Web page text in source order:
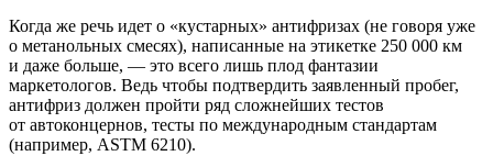
Когда же речь идет о «кустарных» антифризах (не говоря уже
о метанольных смесях), написанные на этикетке 250 000 км
и даже больше, — это всего лишь плод фантазии
маркетологов. Ведь чтобы подтвердить заявленный пробег,
антифриз должен пройти ряд сложнейших тестов
от автоконцернов, тесты по международным стандартам
(например, ASTM 6210).